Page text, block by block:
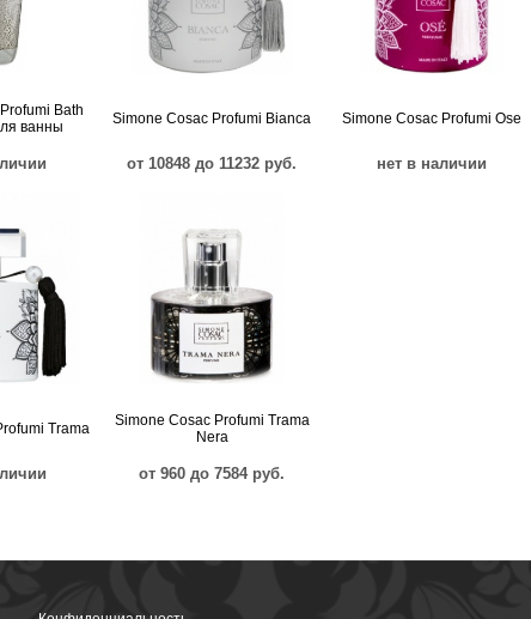
Bath
ванны
Simone Cosac Profumi Bianca
от 10848 до 11232 руб.
Simone Cosac Profumi Ose
нет в наличии
Trama
Simone Cosac Profumi Trama
Nera
от 960 до 7584 руб.